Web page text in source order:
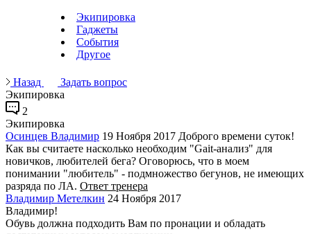
Экипировка
Гаджеты
События
Другое
Назад
Задать вопрос
Экипировка
2
Экипировка
Осинцев Владимир 19 Ноября 2017 Доброго времени суток!
Как вы считаете насколько необходим "Gait-анализ" для
новичков, любителей бега? Оговорюсь, что в моем
понимании "любитель" - подмножество бегунов, не имеющих
разряда по ЛА. Ответ тренера
Владимир Метелкин 24 Ноября 2017
Владимир!
Обувь должна подходить Вам по пронации и обладать